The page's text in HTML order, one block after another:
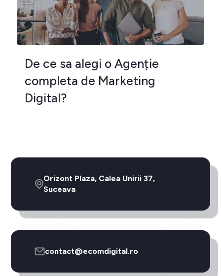
De ce sa alegi o Agenție
completa de Marketing
Digital?
Orizont Plaza, Calea Unirii 37,
Suceava
contact@ecomdigital.ro